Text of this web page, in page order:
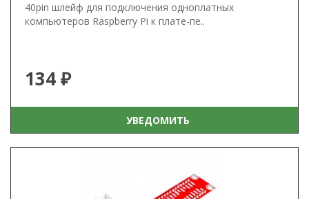
40pin шлейф для подключения одноплатных
компьютеров Raspberry Pi к плате-пе..
134 ₽
УВЕДОМИТЬ